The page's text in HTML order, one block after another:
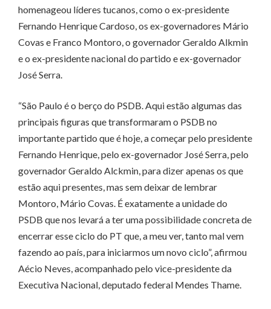
homenageou líderes tucanos, como o ex-presidente
Fernando Henrique Cardoso, os ex-governadores Mário
Covas e Franco Montoro, o governador Geraldo Alkmin
e o ex-presidente nacional do partido e ex-governador
José Serra.
“São Paulo é o berço do PSDB. Aqui estão algumas das
principais figuras que transformaram o PSDB no
importante partido que é hoje, a começar pelo presidente
Fernando Henrique, pelo ex-governador José Serra, pelo
governador Geraldo Alckmin, para dizer apenas os que
estão aqui presentes, mas sem deixar de lembrar
Montoro, Mário Covas. É exatamente a unidade do
PSDB que nos levará a ter uma possibilidade concreta de
encerrar esse ciclo do PT que, a meu ver, tanto mal vem
fazendo ao país, para iniciarmos um novo ciclo”, afirmou
Aécio Neves, acompanhado pelo vice-presidente da
Executiva Nacional, deputado federal Mendes Thame.